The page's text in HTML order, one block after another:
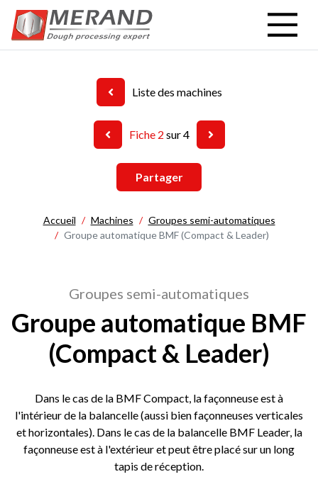
Aller
contenu
Liste des machines
Fiche 2 sur 4
Partager
Accueil Machines
Groupes semi-automatiques
Groupe automatique BMF (Compact & Leader)
Groupes semi-automatiques
Groupe automatique BMF
(Compact & Leader)
Dans le cas de la BMF Compact, la façonneuse est à
l'intérieur de la balancelle (aussi bien façonneuses verticales
et horizontales). Dans le cas de la balancelle BMF Leader, la
façonneuse est à l'extérieur et peut être placé sur un long
tapis de réception.